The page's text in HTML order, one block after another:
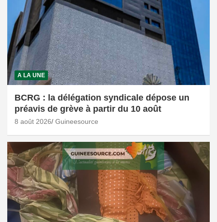
A LA UNE
BCRG : la délégation syndicale dépose un
préavis de grève à partir du 10 août
8 août 2026 Guineesource